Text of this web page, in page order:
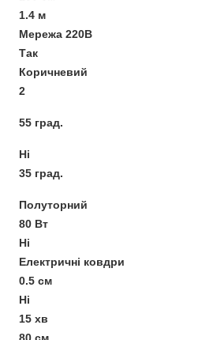
1.4 м
Мережа 220В
Так
Коричневий
2
55 град.
Ні
35 град.
Полуторний
80 Вт
Ні
Електричні ковдри
0.5 см
Ні
15 хв